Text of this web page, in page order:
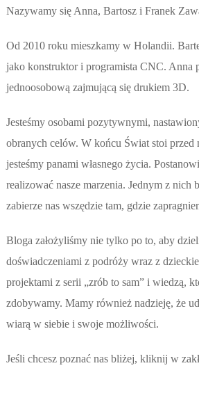
Nazywamy się Anna, Bartosz i Franek
Od 2010 roku mieszkamy w Holandii.
jako konstruktor i programista CNC. Anna
jednoosobową zajmującą się drukiem 3D.
Jesteśmy osobami pozytywnymi,
obranych celów. W końcu Świat stoi przed
jesteśmy panami własnego życia.
realizować nasze marzenia. Jednym z nich
zabierze nas wszędzie tam, gdzie
Bloga założyliśmy nie tylko po to, aby
doświadczeniami z podróży wraz z
projektami z serii „zrób to sam” i wiedzą,
zdobywamy. Mamy również nadzieję, że
wiarą w siebie i swoje możliwości.
Jeśli chcesz poznać nas bliżej, kliknij w